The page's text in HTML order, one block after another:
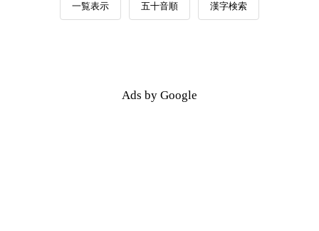
一覧表示 五十音順 漢字検索
Ads by Google